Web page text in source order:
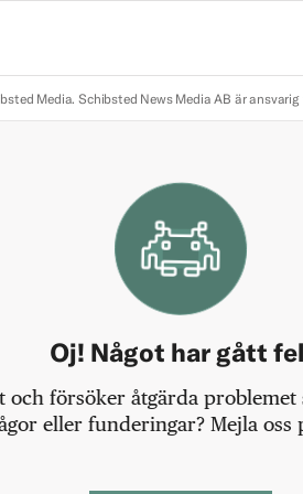
Media. Schibsted News Media AB är
Oj! Något har gått
och försöker åtgärda
eller funderingar? Mejla oss